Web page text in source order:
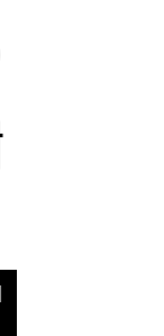
|